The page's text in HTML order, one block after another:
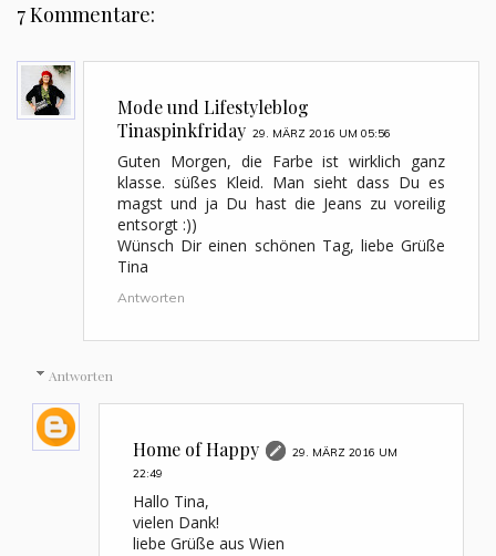
7 Kommentare:
Mode und Lifestyleblog
Tinaspinkfriday 29. MÄRZ 2016 UM 05:56
Guten Morgen, die Farbe ist wirklich ganz
klasse. süßes Kleid. Man sieht dass Du es
magst und ja Du hast die Jeans zu voreilig
entsorgt :))
Wünsch Dir einen schönen Tag, liebe Grüße
Tina
Antworten
Antworten
Home of Happy
29. MÄRZ 2016 UM
22:49
Hallo Tina,
vielen Dank!
liebe Grüße aus Wien